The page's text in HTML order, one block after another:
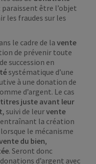
paraissent être l’objet
les fraudes sur les
le cadre de la vente
de prévenir toute
succession en
systématique d’une
à une donation de
d’argent. Le cas
juste avant leur
, suivi de leurvente
entraînant la création
le mécanisme
du bien,
. Seront donc
d’argent avec